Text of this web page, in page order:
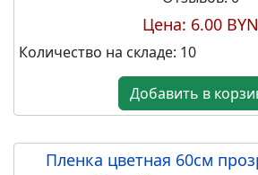
18.60 BYN
Отзывов: 0
Цена:6.00 BYN
Количество на складе:10
Добавить в